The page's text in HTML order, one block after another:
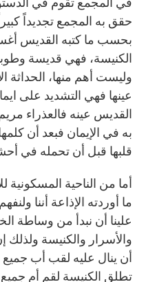
حقق به المجمع تجديداً
بحسب ما كتبه القديس
الكنيسة، فهي قديسة
وليست أهم منها، الحداثة
عينها فهي التشديد على
القديس عينه فالعذراء
به في الإيمان فبعد أن
قلبها قبل أن تحمله في
أما من الناحية
ما أوردته الإذاعة أننا
علينا أن نبدأ من وساطة
والأسرار والكنيسة ولذلك
أن ينال عليه لقب أب جميع
تطلق الكنيسة لقم أم